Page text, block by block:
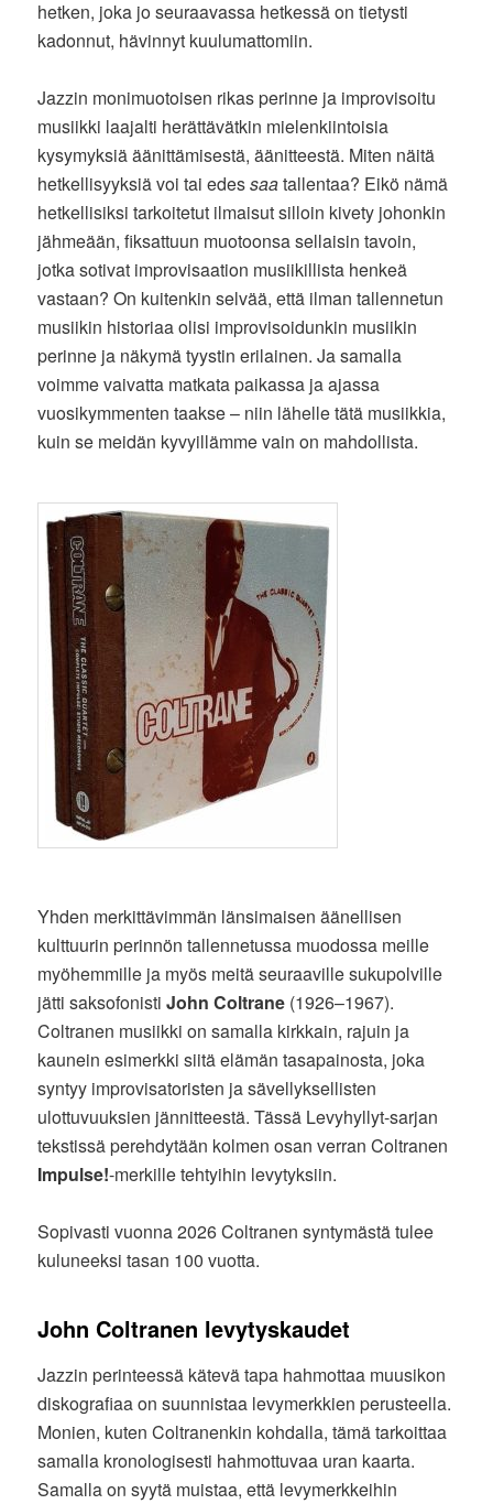
hetken, joka jo seuraavassa hetkessä on tietysti
kadonnut, hävinnyt kuulumattomiin.
Jazzin monimuotoisen rikas perinne ja improvisoitu
musiikki laajalti herättävätkin mielenkiintoisia
kysymyksiä äänittämisestä, äänitteestä. Miten näitä
hetkellisyyksiä voi tai edessaatallentaa? Eikö nämä
hetkellisiksi tarkoitetut ilmaisut silloin kivety johonkin
jähmeään, fiksattuun muotoonsa sellaisin tavoin,
jotka sotivat improvisaation musiikillista henkeä
vastaan? On kuitenkin selvää, että ilman tallennetun
musiikin historiaa olisi improvisoidunkin musiikin
perinne ja näkymä tyystin erilainen. Ja samalla
voimme vaivatta matkata paikassa ja ajassa
vuosikymmenten taakse – niin lähelle tätä musiikkia,
kuin se meidän kyvyillämme vain on mahdollista.
Yhden merkittävimmän länsimaisen äänellisen
kulttuurin perinnön tallennetussa muodossa meille
myöhemmille ja myös meitä seuraaville sukupolville
jätti saksofonistiJohn Coltrane (1926–1967).
Coltranen musiikki on samalla kirkkain, rajuin ja
kaunein esimerkki siitä elämän tasapainosta, joka
syntyy improvisatoristen ja sävellyksellisten
ulottuvuuksien jännitteestä. Tässä Levyhyllyt-sarjan
tekstissä perehdytään kolmen osan verran Coltranen
Impulse!-merkille tehtyihin levytyksiin.
Sopivasti vuonna 2026 Coltranen syntymästä tulee
kuluneeksi tasan 100 vuotta.
John Coltranen levytyskaudet
Jazzin perinteessä kätevä tapa hahmottaa muusikon
diskografiaa on suunnistaa levymerkkien perusteella.
Monien, kuten Coltranenkin kohdalla, tämä tarkoittaa
samalla kronologisesti hahmottuvaa uran kaarta.
Samalla on syytä muistaa, että levymerkkeihin